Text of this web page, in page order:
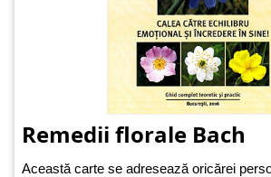
Remedii florale Bach
Această carte se adresează oricărei